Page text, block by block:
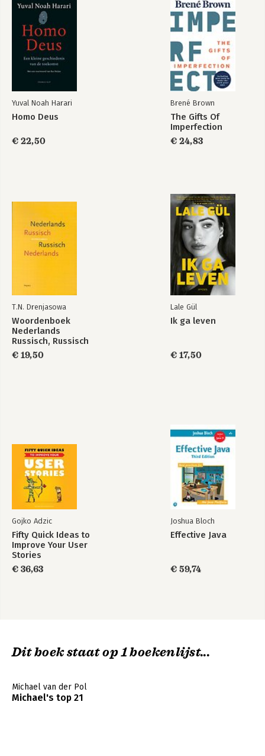
Nexus - Van het
stenen tijdperk tot
Homo Deus
Homo Deus :
Sapiens - A Brief
History of
Humankind
Bekijk alle boeken
Yuval Noah Harari
Homo Deus
€ 22,50
Brené Brown
The Gifts Of
Imperfection
€ 24,83
T.N. Drenjasowa
Woordenboek
Nederlands
Russisch, Russisch
Nederlands
€ 19,50
Lale Gül
Ik ga leven
€ 17,50
Gojko Adzic
Fifty Quick Ideas to
Improve Your User
Stories
€ 36,63
Joshua Bloch
Effective Java
€ 59,74
Dit boek staat op 1 boekenlijst...
Michael van der Pol
Michael's top 21